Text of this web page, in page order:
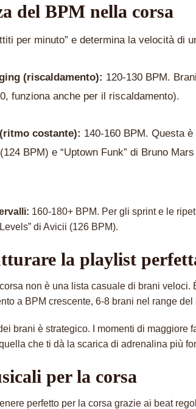
del BPM nella corsa
per minuto” e determina la velocità di
(riscaldamento): 120-130 BPM.
funziona anche per il riscaldamento).
costante): 140-160 BPM. Questa
BPM) e “Uptown Funk” di Bruno
160-180+ BPM. Per gli sprint e le
di Avicii (126 BPM).
la playlist
non è una lista casuale di brani
a BPM crescente, 6-8 brani nel range
brani è strategico. I momenti di
che ti dà la scarica di adrenalina più
per la corsa
perfetto per la corsa grazie ai beat